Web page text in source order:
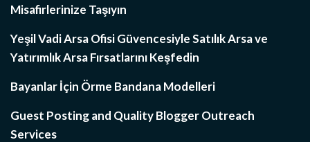
Misafirlerinize Taşıyın
Yeşil Vadi Arsa Ofisi Güvencesiyle Satılık Arsa ve
Yatırımlık Arsa Fırsatlarını Keşfedin
Bayanlar İçin Örme Bandana Modelleri
Guest Posting and Quality Blogger Outreach
Services